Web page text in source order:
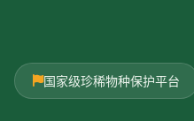
国家级珍稀物种保护平台